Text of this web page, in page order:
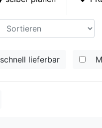
schnell lieferbar